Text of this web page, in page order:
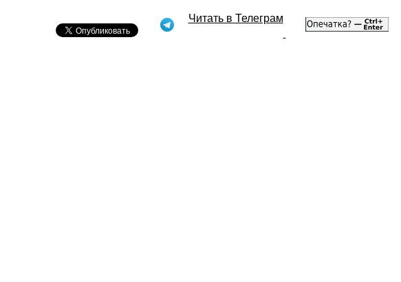
Читать в Телеграм